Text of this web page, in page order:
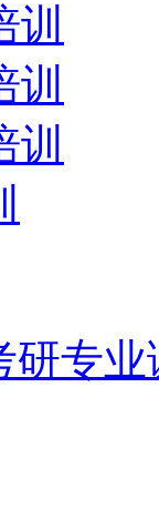
训
训
训
研专业